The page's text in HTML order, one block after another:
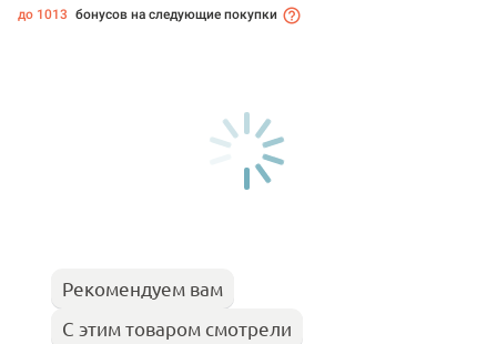
до 1013 бонусов на следующие покупки
Рекомендуем вам
С этим товаром смотрели